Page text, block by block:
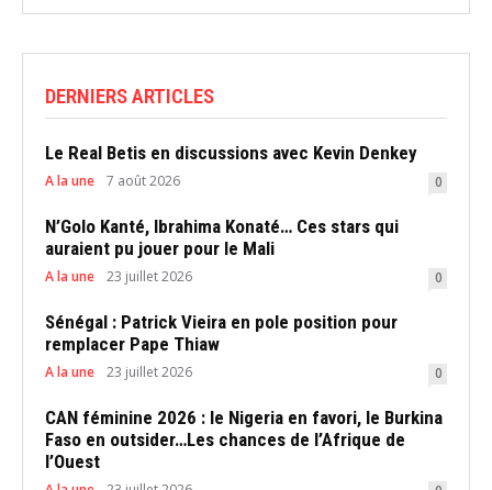
DERNIERS ARTICLES
Le Real Betis en discussions avec Kevin Denkey
A la une 7 août 2026 0
N’Golo Kanté, Ibrahima Konaté… Ces stars qui
auraient pu jouer pour le Mali
A la une 23 juillet 2026 0
Sénégal : Patrick Vieira en pole position pour
remplacer Pape Thiaw
A la une 23 juillet 2026 0
CAN féminine 2026 : le Nigeria en favori, le Burkina
Faso en outsider…Les chances de l’Afrique de
l’Ouest